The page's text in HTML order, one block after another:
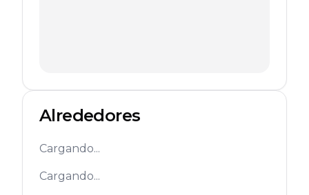
Alrededores
Cargando...
Cargando...